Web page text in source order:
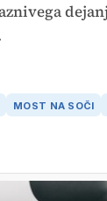
MOST NA SOČI